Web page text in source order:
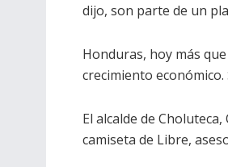
dijo, son parte de un
Honduras, hoy más
crecimiento
El alcalde de
camiseta de Libre,